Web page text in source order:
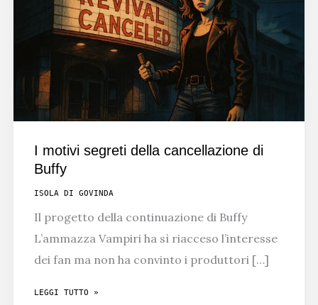
I motivi segreti della cancellazione di
Buffy
ISOLA DI GOVINDA
Il progetto della continuazione di Buffy
L’ammazza Vampiri ha sì riacceso l’interesse
dei fan ma non ha convinto i produttori […]
ILEGGI TUTTO »